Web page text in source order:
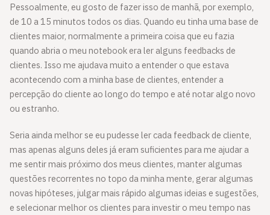
Pessoalmente, eu gosto de fazer isso de manhã, por exemplo,
de 10 a 15 minutos todos os dias. Quando eu tinha uma base de
clientes maior, normalmente a primeira coisa que eu fazia
quando abria o meu notebook era ler alguns feedbacks de
clientes. Isso me ajudava muito a entender o que estava
acontecendo com a minha base de clientes, entender a
percepção do cliente ao longo do tempo e até notar algo novo
ou estranho.
Seria ainda melhor se eu pudesse ler cada feedback de cliente,
mas apenas alguns deles já eram suficientes para me ajudar a
me sentir mais próximo dos meus clientes, manter algumas
questões recorrentes no topo da minha mente, gerar algumas
novas hipóteses, julgar mais rápido algumas ideias e sugestões,
e selecionar melhor os clientes para investir o meu tempo nas